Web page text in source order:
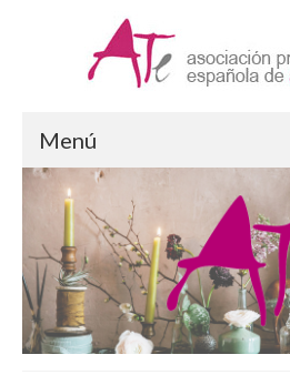
Menú
Arteterapia
¿Qué es la Arteterapia?
Formación en Arteterapia
Ejercicio de la Arteterapia